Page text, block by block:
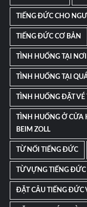
TIẾNG ĐỨC CHO
TIẾNG ĐỨC CƠ BẢN
TÌNH HUỐNG TẠI
TÌNH HUỐNG TẠI
TÌNH HUỐNG ĐẶT
TÌNH HUỐNG Ở
BEIM ZOLL
TỪ NỐI TIẾNG ĐỨC
TỪ VỰNG TIẾNG
ĐẶT CÂU TIẾNG ĐỨC